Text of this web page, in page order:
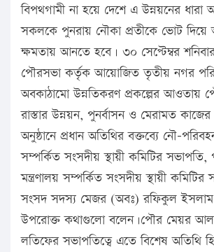
বিপথগামী না হয়ে দেশে এ উন্নয়নের ধারা
সকলকে পুনরায় নৌকা প্রতীকে ভোট দিয়ে
ক্ষমতায় আনতে হবে। ৩০ সেপ্টেম্বর
পৌরসভা কর্তৃক আয়োজিত তৃতীয় নগর
অবকাঠামো উন্নতিকরণ প্রকল্পের আওতায়
রাস্তার উন্নয়ন, পুনর্বাসন ও মেরামত কাজের
অনুষ্ঠানে প্রধান অতিথির বক্তব্যে নৌ-
সম্পর্কিত সংসদীয় স্থায়ী কমিটির সভাপতি,
মন্ত্রণালয় সম্পর্কিত সংসদীয় স্থায়ী কমিটির
সংসদ সদস্য মেজর (অবঃ) রফিকুল ইসলাম
উপরোক্ত কথাগুলো বলেন।পৌর মেয়র
লতিফের সভাপতিত্বে এতে বিশেষ অতিথি